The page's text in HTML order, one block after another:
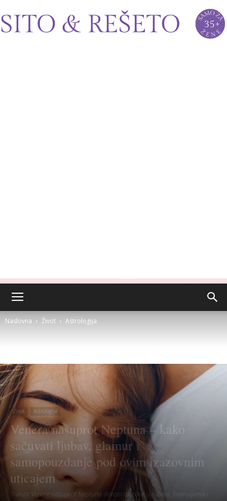
Naslovna Život Astrologija
Život Astrologija
Venera nasuprot Neptuna – kako
sačuvati ljubav, glamur i
samopouzdanje pod ovim izazovnim
uticajem
Tranzit Venere nasuprot Neptuna donosi izazove u ljubavi, finansijama i